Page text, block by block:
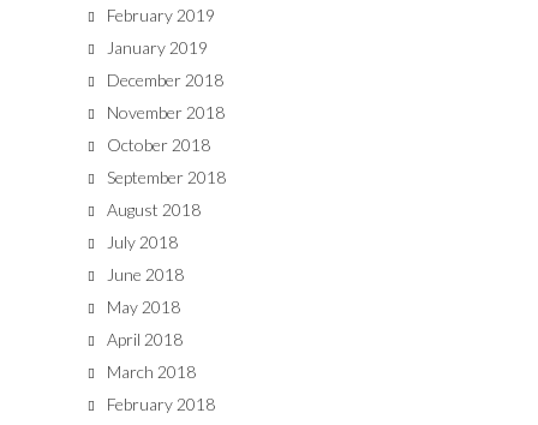
February 2019
January 2019
December 2018
November 2018
October 2018
September 2018
August 2018
July 2018
June 2018
May 2018
April 2018
March 2018
February 2018